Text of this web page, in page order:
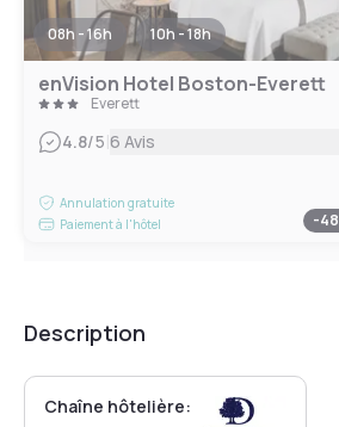
08h - 16h 10h - 18h
enVision Hotel Boston-Everett
Everett
4.8/5|6 Avis
Annulation gratuite
Paiement à l'hôtel
-48
Description
Chaîne hôtelière: